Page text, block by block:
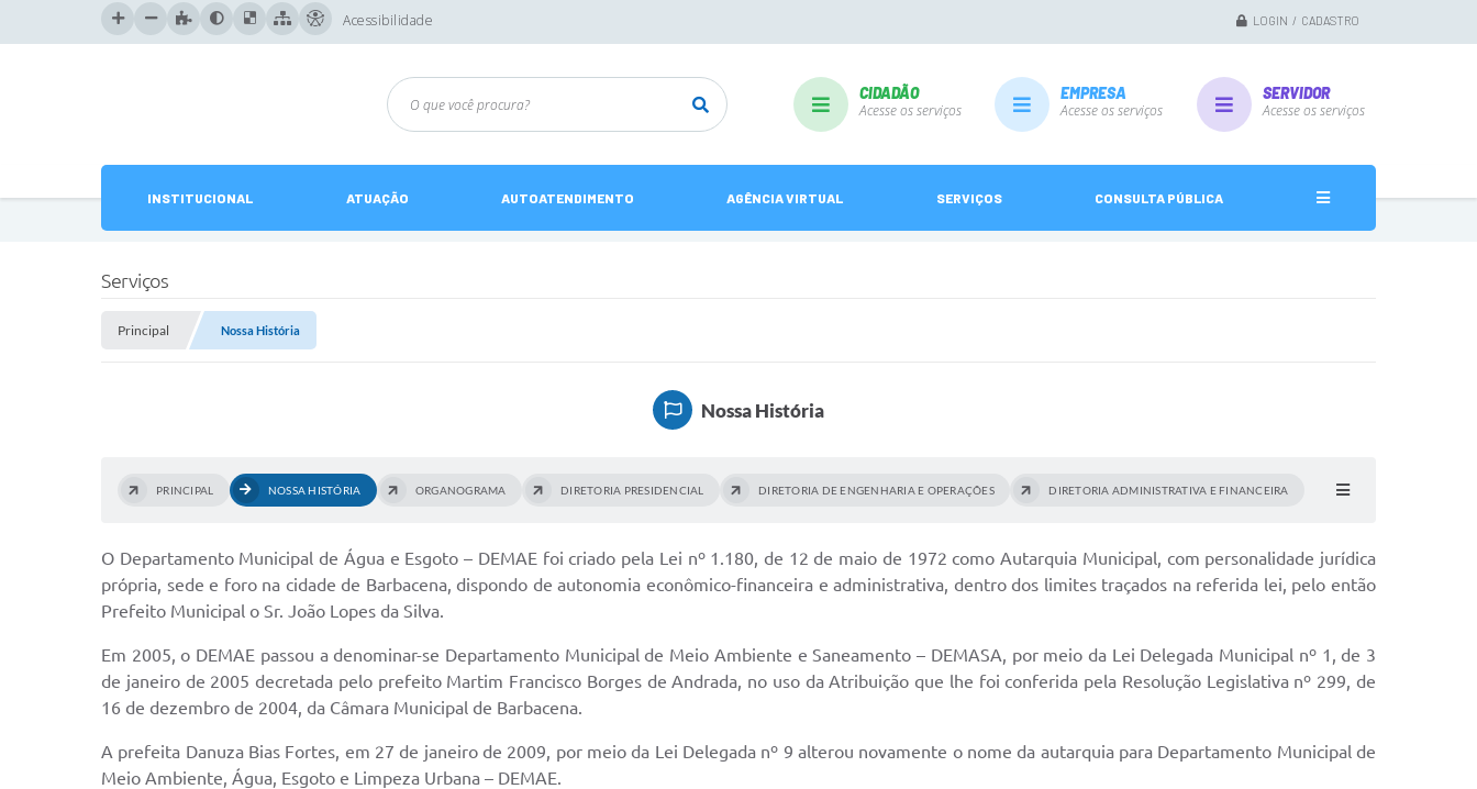
LOGIN / CADASTRO
Acessibilidade
CIDADÃO
Acesse os serviços
EMPRESA
Acesse os serviços
SERVIDOR
Acesse os serviços
INSTITUCIONAL ATUAÇÃO AUTOATENDIMENTO AGÊNCIA VIRTUAL SERVIÇOS CONSULTA PÚBLICA
Serviços
Principal Nossa História
Nossa História
PRINCIPAL NOSSA HISTÓRIA ORGANOGRAMA DIRETORIA PRESIDENCIAL DIRETORIA DE ENGENHARIA E OPERAÇÕES DIRETORIA ADMINISTRATIVA E FINANCEIRA
O Departamento Municipal de Água e Esgoto – DEMAE foi criado pela Lei nº 1.180, de 12 de maio de 1972 como Autarquia Municipal, com personalidade jurídica
própria, sede e foro na cidade de Barbacena, dispondo de autonomia econômico-financeira e administrativa, dentro dos limites traçados na referida lei, pelo então
Prefeito Municipal o Sr. João Lopes da Silva.
Em 2005, o DEMAE passou a denominar-se Departamento Municipal de Meio Ambiente e Saneamento – DEMASA, por meio da Lei Delegada Municipal nº 1, de 3
de janeiro de 2005 decretada pelo prefeito Martim Francisco Borges de Andrada, no uso da Atribuição que lhe foi conferida pela Resolução Legislativa nº 299, de
16 de dezembro de 2004, da Câmara Municipal de Barbacena.
A prefeita Danuza Bias Fortes, em 27 de janeiro de 2009, por meio da Lei Delegada nº 9 alterou novamente o nome da autarquia para Departamento Municipal de
Meio Ambiente, Água, Esgoto e Limpeza Urbana – DEMAE.